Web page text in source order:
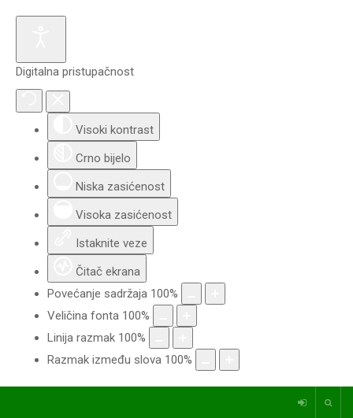
Digitalna pristupačnost
Visoki kontrast
Crno bijelo
Niska zasićenost
Visoka zasićenost
Istaknite veze
Čitač ekrana
Povećanje sadržaja 100%
Veličina fonta 100%
Linija razmak 100%
Razmak između slova 100%